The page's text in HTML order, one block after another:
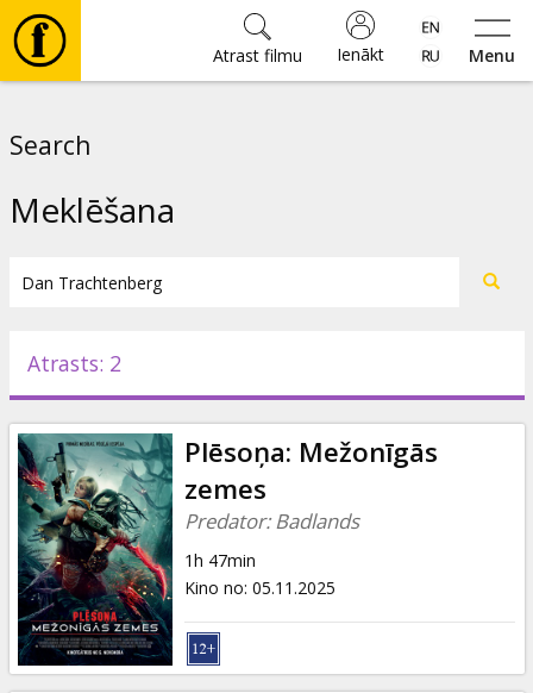
Menu
Ienākt
Atrast filmu
Pasākumi
Ziņas
Dāvanu
kartes
Uzkodas
Search
Meklēšana
Atrasts: 2
Plēsoņa: Mežonīgās
zemes
Predator: Badlands
1h 47min
Kino no: 05.11.2025